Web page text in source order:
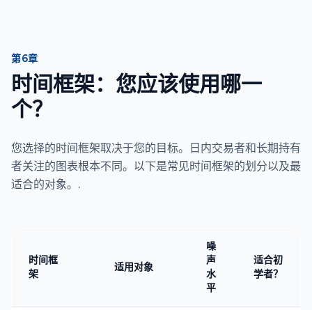
第6章
时间框架：您应该使用哪一
个？
您选择的时间框架取决于您的目标。日内交易者和长期持有
者关注的图表根本不同。以下是常见时间框架的划分以及最
适合的对象。.
时间框
架
适用对象
噪
声
水
平
适合初
学者？